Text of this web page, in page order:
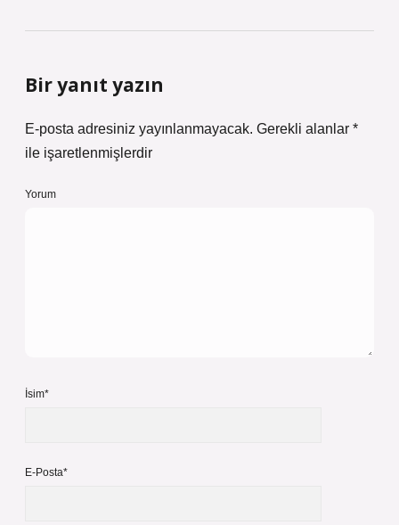
Bir yanıt yazın
E-posta adresiniz yayınlanmayacak. Gerekli alanlar *
ile işaretlenmişlerdir
Yorum
İsim*
E-Posta*